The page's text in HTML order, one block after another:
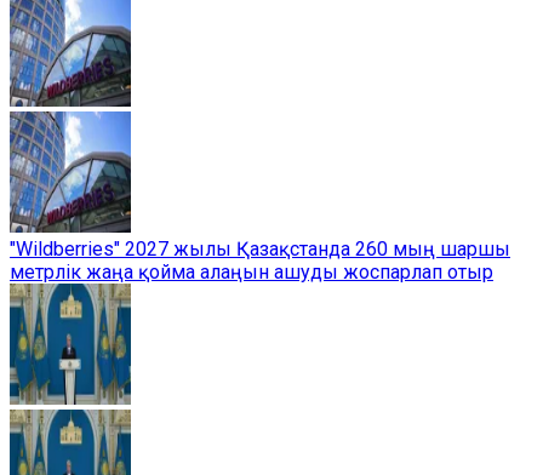
"Wildberries" 2027 жылы Қазақстанда 260 мың шаршы
метрлік жаңа қойма алаңын ашуды жоспарлап отыр